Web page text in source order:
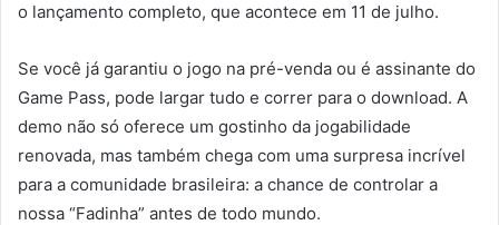
o lançamento completo, que acontece em 11 de julho.
Se você já garantiu o jogo na pré-venda ou é assinante do
Game Pass, pode largar tudo e correr para o download. A
demo não só oferece um gostinho da jogabilidade
renovada, mas também chega com uma surpresa incrível
para a comunidade brasileira: a chance de controlar a
nossa “Fadinha” antes de todo mundo.